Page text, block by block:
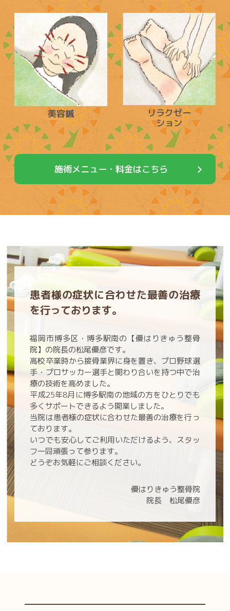
美容鍼
リラクゼー
ション
施術メニュー・料金はこちら
患者様の症状に合わせた最善の治療
を行っております。
福岡市博多区・博多駅南の【優はりきゅう整骨
院】の院長の松尾優彦です。
高校卒業時から接骨業界に身を置き、プロ野球選
手・プロサッカー選手と関わり合いを持つ中で治
療の技術を高めました。
平成25年8月に博多駅南の地域の方をひとりでも
多くサポートできるよう開業しました。
当院は患者様の症状に合わせた最善の治療を行っ
ております。
いつでも安心してご利用いただけるよう、スタッ
フ一同頑張って参ります。
どうぞお気軽にご相談ください。
優はりきゅう整骨院
院長 松尾優彦